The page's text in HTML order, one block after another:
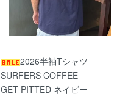
2026半袖Tシャツ
SURFERS COFFEE
GET PITTED ネイビー